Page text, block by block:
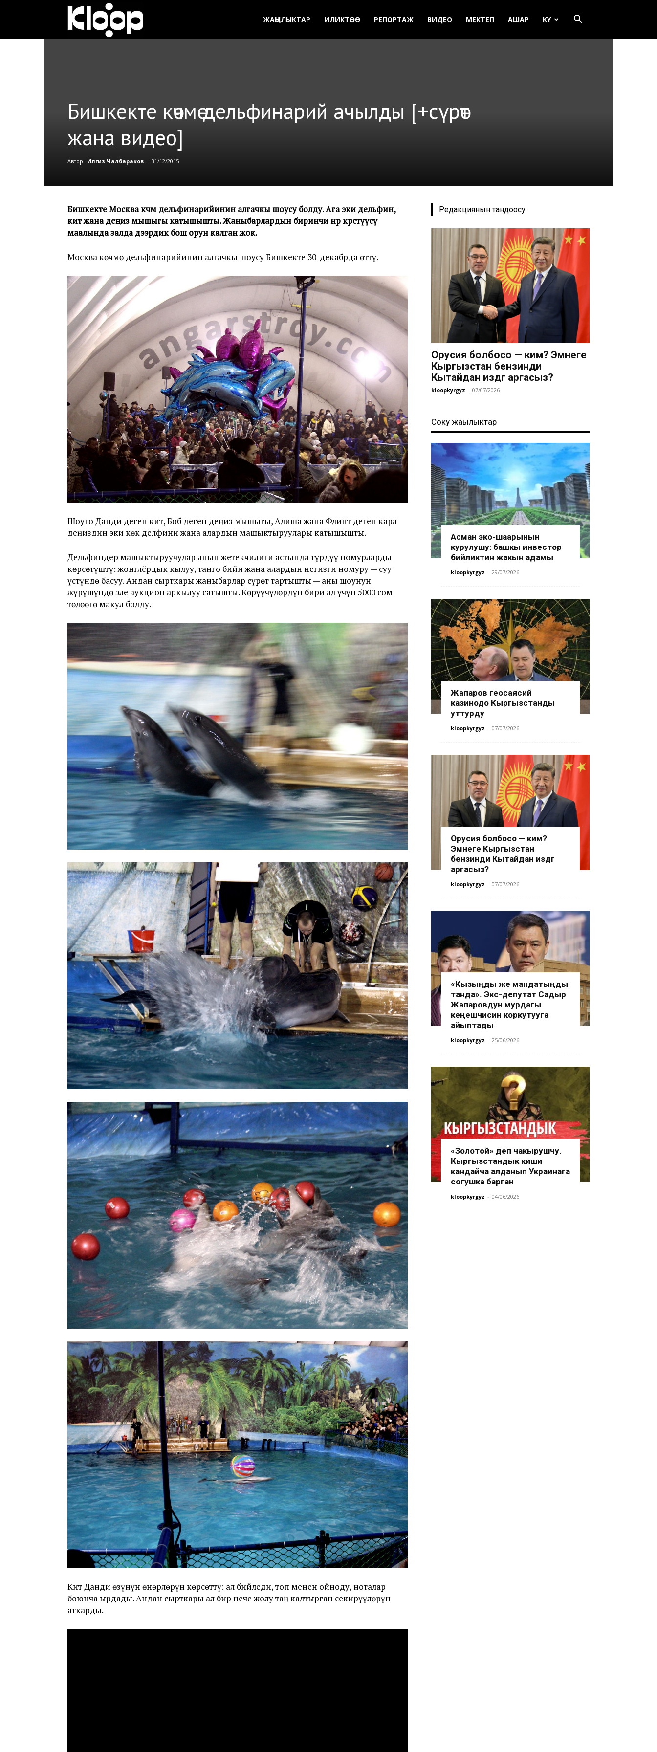
Кыргызстан
ЖАҢЫЛЫКТАР ИЛИКТӨӨ РЕПОРТАЖ ВИДЕО МЕКТЕП АШАР KY
Бишкекте көчмө дельфинарий ачылды [+сүрөт
жана видео]
Автор: Илгиз Чалбараков - 31/12/2015
Бишкекте Москва көчмө дельфинарийинин алгачкы шоусу болду. Ага эки дельфин,
кит жана деңиз мышыгы катышышты. Жаныбарлардын биринчи өнөр көрсөтүүсү
маалында залда дээрдик бош орун калган жок.
Москва көчмө дельфинарийинин алгачкы шоусу Бишкекте 30-декабрда өттү.
Шоуго Данди деген кит, Боб деген деңиз мышыгы, Алиша жана Флинт деген кара
деңиздин эки көк делфини жана алардын машыктыруулары катышышты.
Дельфиндер машыктыруучуларынын жетекчилиги астында түрдүү номурларды
көрсөтүштү: жонглёрдык кылуу, танго бийи жана алардын негизги номуру — суу
үстүндө басуу. Андан сырткары жаныбарлар сүрөт тартышты — аны шоунун
жүрүшүндө эле аукцион аркылуу сатышты. Көрүүчүлөрдүн бири ал үчүн 5000 сом
төлөөгө макул болду.
Кит Данди өзүнүн өнөрлөрүн көрсөттү: ал бийледи, топ менен ойноду, ноталар
боюнча ырдады. Андан сырткары ал бир нече жолу таң калтырган секирүүлөрүн
аткарды.
Редакциянын тандоосу
Орусия болбосо — ким? Эмнеге
Кыргызстан бензинди
Кытайдан издөөгө аргасыз?
kloopkyrgyz - 07/07/2026
Соңку жаңылыктар
Асман эко-шаарынын
курулушу: башкы инвестор
бийликтин жакын адамы
kloopkyrgyz - 29/07/2026
Жапаров геосаясий
казинодо Кыргызстанды
уттурду
kloopkyrgyz - 07/07/2026
Орусия болбосо — ким?
Эмнеге Кыргызстан
бензинди Кытайдан издөөгө
аргасыз?
kloopkyrgyz - 07/07/2026
«Кызыңды же мандатыңды
танда». Экс-депутат Садыр
Жапаровдун мурдагы
кеңешчисин коркутууга
айыптады
kloopkyrgyz - 25/06/2026
«Золотой» деп чакырушчу.
Кыргызстандык киши
кандайча алданып Украинага
согушка барган
kloopkyrgyz - 04/06/2026